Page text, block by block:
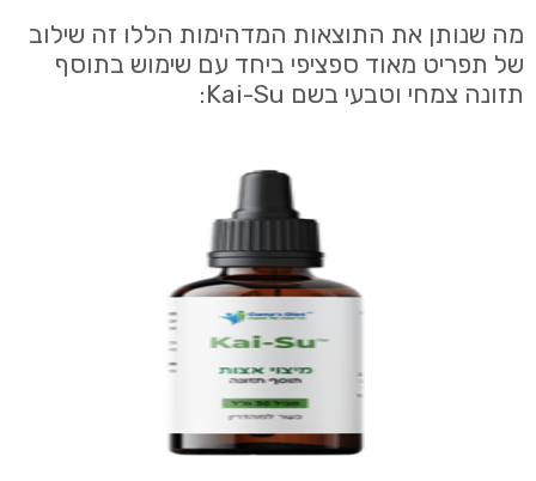
מה שנותן את התוצאות המדהימות הללו זה שילוב
של תפריט מאוד ספציפי ביחד עם שימוש בתוסף
תזונה צמחי וטבעי בשם Kai-Su: